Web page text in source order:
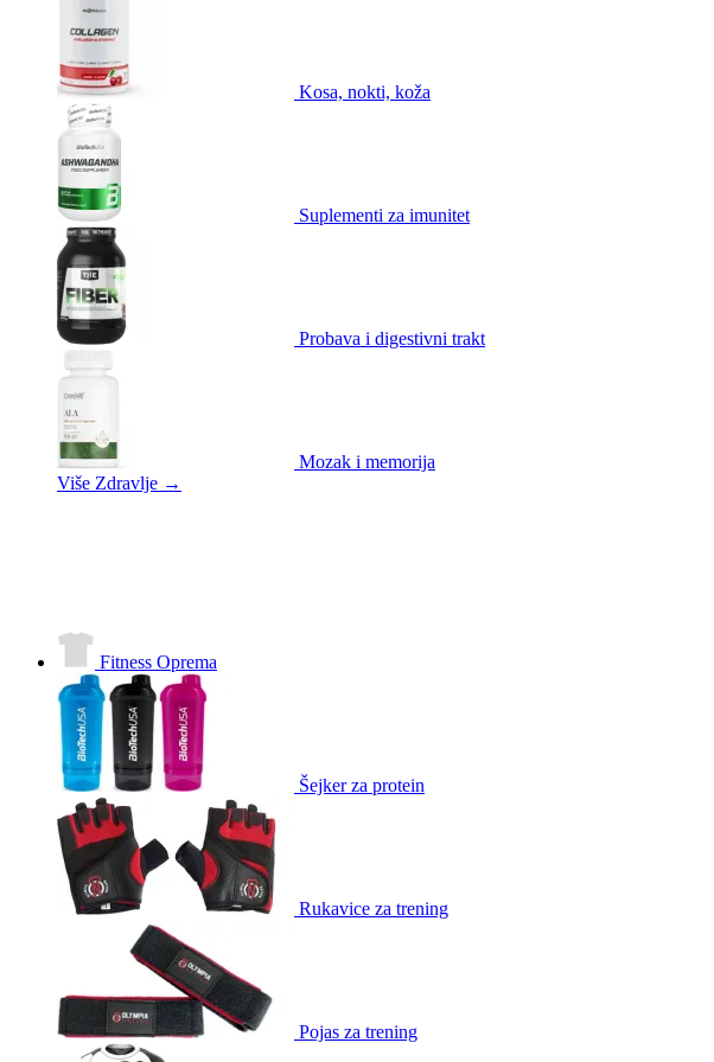
Kosa, nokti, koža
Suplementi za imunitet
Probava i digestivni trakt
Mozak i memorija
Više Zdravlje →
Fitness Oprema
Šejker za protein
Rukavice za trening
Pojas za trening